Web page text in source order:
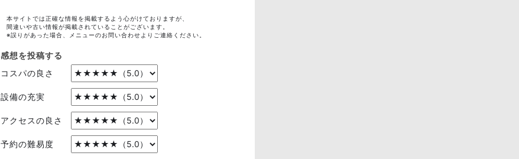
本サイトでは正確な情報を掲載するよう心がけておりますが、
間違いや古い情報が掲載されていることがございます。
※誤りがあった場合、メニューのお問い合わせよりご連絡ください。
感想を投稿する
コスパの良さ
設備の充実
アクセスの良さ
予約の難易度